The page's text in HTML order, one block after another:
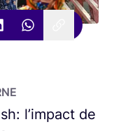
l’impact de